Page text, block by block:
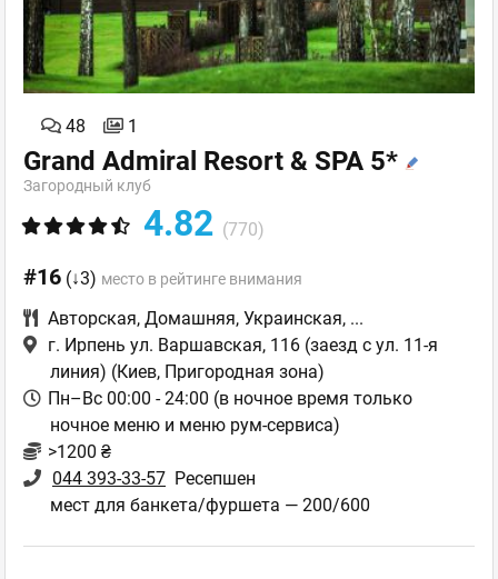
48 1
Grand Admiral Resort & SPA 5*
Загородный клуб
4.82 (770)
#16 (↓3) место в рейтинге внимания
Авторская, Домашняя, Украинская, ...
г. Ирпень ул. Варшавская, 116 (заезд с ул. 11-я
линия) (Киев, Пригородная зона)
Пн–Вс 00:00 - 24:00 (в ночное время только
ночное меню и меню рум-сервиса)
>1200 ₴
044 393-33-57 Ресепшен
мест для банкета/фуршета — 200/600